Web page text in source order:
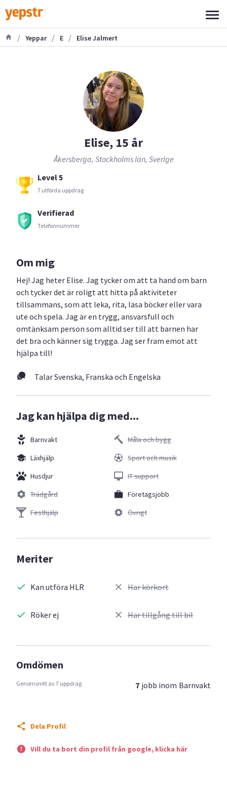
/ Yeppar / E / Elise Jalmert
Elise, 15 år
Åkersberga, Stockholms län, Sverige
Level 5
7 utförda uppdrag
Verifierad
Telefonnummer
Om mig
Hej! Jag heter Elise. Jag tycker om att ta hand om barn
och tycker det är roligt att hitta på aktiviteter
tillsammans, som att leka, rita, läsa böcker eller vara
ute och spela. Jag är en trygg, ansvarsfull och
omtänksam person som alltid ser till att barnen har
det bra och känner sig trygga. Jag ser fram emot att
hjälpa till!
Talar Svenska, Franska och Engelska
Jag kan hjälpa dig med...
Barnvakt
Läxhjälp
Husdjur
Trädgård
Festhjälp
Måla och bygg
Sport och musik
IT support
Företagsjobb
Övrigt
Meriter
Kan utföra HLR
Röker ej
Har körkort
Har tillgång till bil
Omdömen
Genomsnitt av 7 uppdrag 7 jobb inom Barnvakt
Dela Profil
Vill du ta bort din profil från google, klicka här